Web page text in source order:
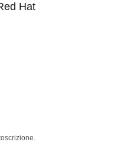
Hat